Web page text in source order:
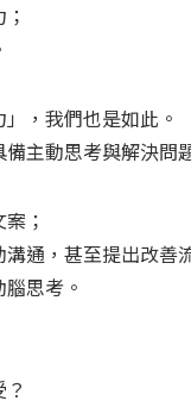
，我們也是如此。
主動思考與解決問
；
通，甚至提出改善
思考。